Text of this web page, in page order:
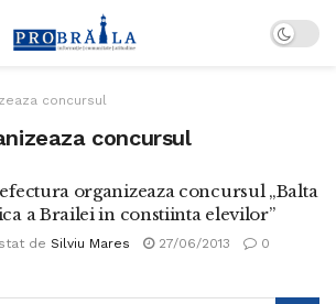
concursul
concursul
organizeaza concursul „Balta
a Brailei in constiinta elevilor”
de Silviu Mares 27/06/2013 0